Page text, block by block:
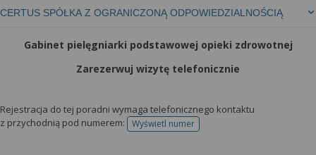
CERTUS SPÓŁKA Z OGRANICZONĄ ODPOWIEDZIALNOŚCIĄ
Gabinet pielęgniarki podstawowej opieki zdrowotnej
Zarezerwuj wizytę telefonicznie
Rejestracja do tej poradni wymaga telefonicznego kontaktu
z przychodnią pod numerem:
Wyświetl numertelefonu do rejestracji